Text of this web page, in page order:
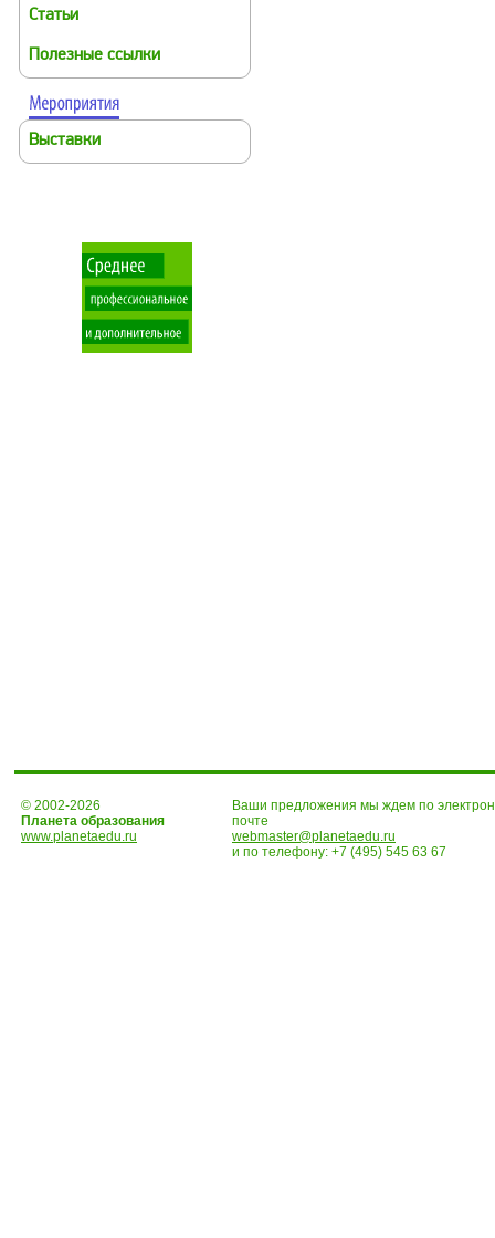
Статьи
Полезные ссылки
Выставки
© 2002-2026
Планета образования
www.planetaedu.ru
Ваши предложения мы ждем по
почте
webmaster@planetaedu.ru
и по телефону: +7 (495) 545 63 67